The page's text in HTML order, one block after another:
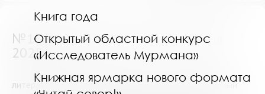
Книга года
Открытый областной конкурс
«Исследователь Мурмана»
Книжная ярмарка нового формата
№16028 (Мурманск) от 10 ноября
2025
литература для диплома не старше 10 лет: Словарный